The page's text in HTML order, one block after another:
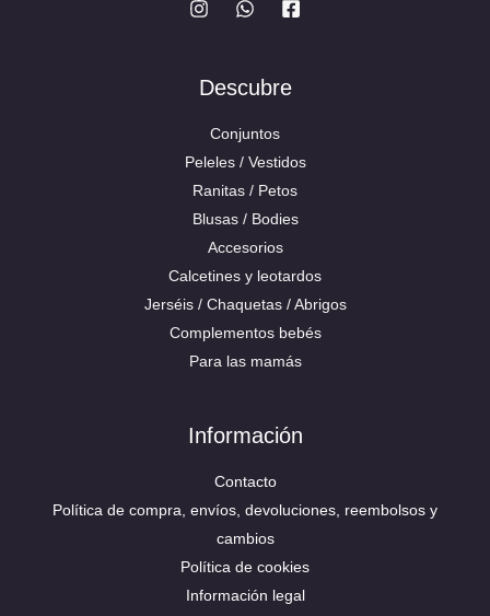
Descubre
Conjuntos
Peleles / Vestidos
Ranitas / Petos
Blusas / Bodies
Accesorios
Calcetines y leotardos
Jerséis / Chaquetas / Abrigos
Complementos bebés
Para las mamás
Información
Contacto
Política de compra, envíos, devoluciones, reembolsos y
cambios
Política de cookies
Información legal